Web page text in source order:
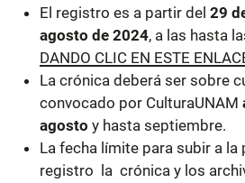
El registro es a partir del 29
agosto de 2024, a las hasta
DANDO CLIC EN ESTE
La crónica deberá ser sobre
convocado por CulturaUNAM
agosto y hasta septiembre.
La fecha límite para subir a
registro la crónica y los